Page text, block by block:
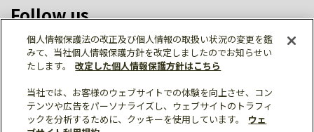
Follow us
個人情報保護 利用規約
ご利用にあたって
サイトマップ
三菱電機トップ
個人情報保護法の改正及び個人情報の取扱い状況の変更を鑑
みて、当社個人情報保護方針を改定しましたのでお知らせい
たします。
改定した個人情報保護方針はこちら
当社では、お客様のウェブサイトでの体験を向上させ、コン
テンツや広告をパーソナライズし、ウェブサイトのトラフィ
ックを分析するために、クッキーを使用しています。
ウェ
チャットサービス